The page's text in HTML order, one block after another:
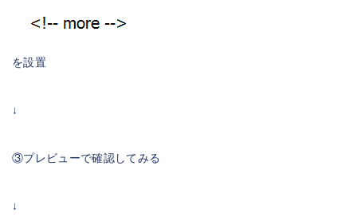
を設置
↓
③プレビューで確認してみる
↓